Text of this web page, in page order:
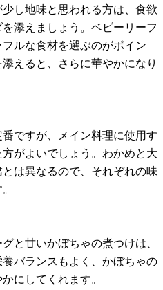
し地味と思われる方は、食欲
添えましょう。ベビーリーフ
ルな食材を選ぶのがポイン
えると、さらに華やかになり
ですが、メイン料理に使用す
がよいでしょう。わかめと大
は異なるので、それぞれの味
と甘いかぼちゃの煮つけは、
バランスもよく、かぼちゃの
にしてくれます。